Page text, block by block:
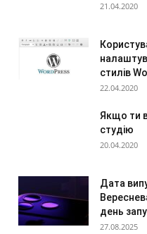
21.04.2020
стилів
22.04.2020
Якщо ти
студію
20.04.2020
Дата
день
27.08.2025